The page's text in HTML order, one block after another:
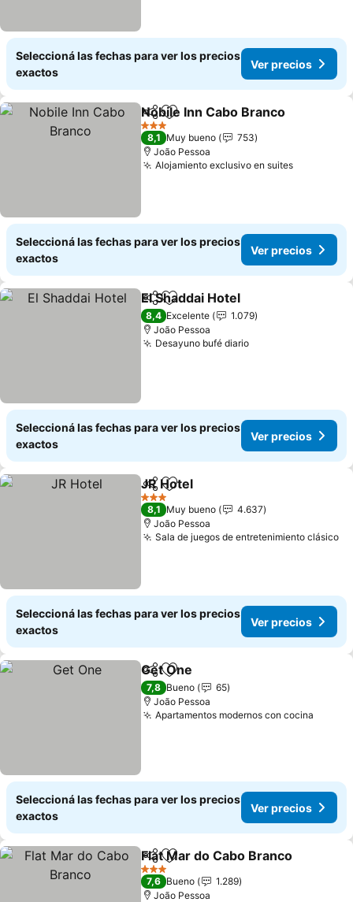
Seleccioná las fechas para ver los precios
exactos
Ver precios
CompartirAñadir a favoritos
Nobile Inn Cabo Branco
3 Estrellas
8,1 Muy bueno
753
João Pessoa
Alojamiento exclusivo en suitesVer
Seleccioná las fechas para ver los precios
exactos
Ver precios
CompartirAñadir a favoritos
El Shaddai Hotel
8,4 Excelente
1.079
João Pessoa
Desayuno bufé diarioVer precios
Seleccioná las fechas para ver los precios
exactos
Ver precios
CompartirAñadir a favoritos
JR Hotel
3 Estrellas
8,1 Muy bueno
4.637
João Pessoa
Sala de juegos de entretenimiento clásico
Seleccioná las fechas para ver los precios
exactos
Ver precios
CompartirAñadir a favoritos
Get One
7,8 Bueno
65
João Pessoa
Apartamentos modernos con cocina
Seleccioná las fechas para ver los precios
exactos
Ver precios
CompartirAñadir a favoritos
Flat Mar do Cabo Branco
3 Estrellas
7,6 Bueno
1.289
João Pessoa